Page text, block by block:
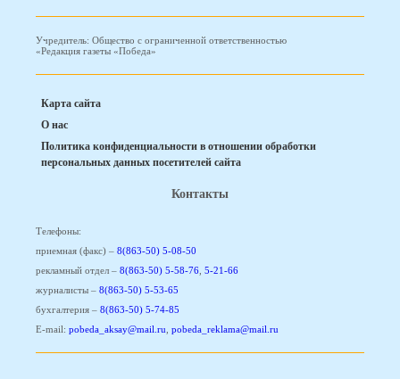
Учредитель: Общество с ограниченной ответственностью
«Редакция газеты «Победа»
Карта сайта
О нас
Политика конфиденциальности в отношении обработки
персональных данных посетителей сайта
Контакты
Телефоны:
приемная (факс) – 8(863-50) 5-08-50
рекламный отдел – 8(863-50) 5-58-76, 5-21-66
журналисты – 8(863-50) 5-53-65
бухгалтерия – 8(863-50) 5-74-85
E-mail: pobeda_aksay@mail.ru, pobeda_reklama@mail.ru